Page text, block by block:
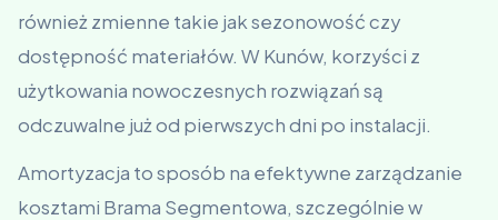
również zmienne takie jak sezonowość czy
dostępność materiałów. W Kunów, korzyści z
użytkowania nowoczesnych rozwiązań są
odczuwalne już od pierwszych dni po instalacji.
Amortyzacja to sposób na efektywne zarządzanie
kosztami Brama Segmentowa, szczególnie w